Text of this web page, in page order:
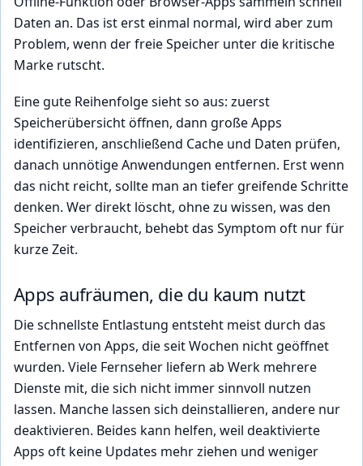
Daten an. Das ist erst einmal normal, wird aber zum
Problem, wenn der freie Speicher unter die kritische
Marke rutscht.
Eine gute Reihenfolge sieht so aus: zuerst
Speicherübersicht öffnen, dann große Apps
identifizieren, anschließend Cache und Daten prüfen,
danach unnötige Anwendungen entfernen. Erst wenn
das nicht reicht, sollte man an tiefer greifende Schritte
denken. Wer direkt löscht, ohne zu wissen, was den
Speicher verbraucht, behebt das Symptom oft nur für
kurze Zeit.
Apps aufräumen, die du kaum nutzt
Die schnellste Entlastung entsteht meist durch das
Entfernen von Apps, die seit Wochen nicht geöffnet
wurden. Viele Fernseher liefern ab Werk mehrere
Dienste mit, die sich nicht immer sinnvoll nutzen
lassen. Manche lassen sich deinstallieren, andere nur
deaktivieren. Beides kann helfen, weil deaktivierte
Apps oft keine Updates mehr ziehen und weniger